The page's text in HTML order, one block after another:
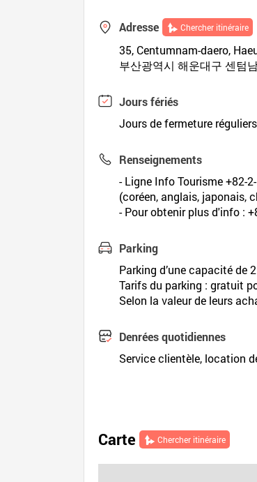
Adresse Chercher itinéraire
35, Centumnam-daero,
부산광역시 해운대구 센텀
Jours fériés
Jours de fermeture
Renseignements
- Ligne Info Tourisme +82-
(coréen, anglais, japonais,
- Pour obtenir plus d'info :
Parking
Parking d’une capacité de
Tarifs du parking : gratuit
Selon la valeur de leurs
Denrées quotidiennes
Service clientèle, location
Carte Chercher itinéraire